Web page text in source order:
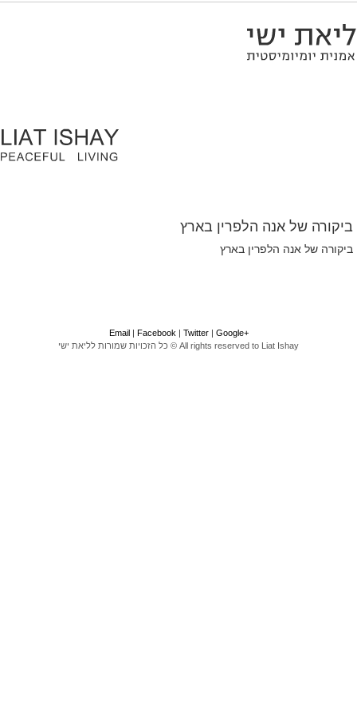
ביקורה של אנה הלפרין בארץ
ביקורה של אנה הלפרין בארץ
+
Email| Facebook | Twitter | Google
All rights reserved to Liat Ishay © כל הזכויות שמורות לליאת ישי